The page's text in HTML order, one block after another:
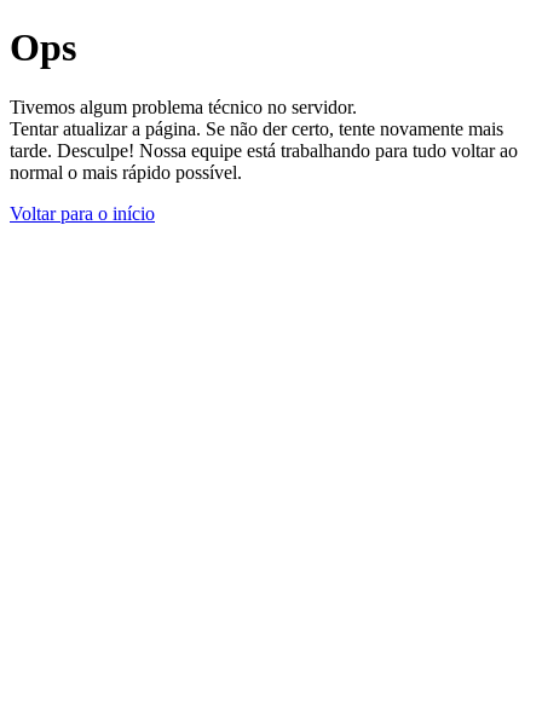
Ops
Tivemos algum problema técnico no servidor.
Tentar atualizar a página. Se não der certo, tente novamente mais
tarde. Desculpe! Nossa equipe está trabalhando para tudo voltar ao
normal o mais rápido possível.
Voltar para o início